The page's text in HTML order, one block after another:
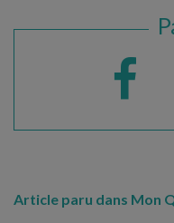
Article paru dans Mon